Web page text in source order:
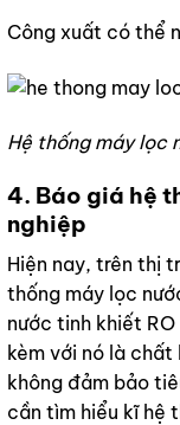
Công xuất có thể
Hệ thống máy lọc
4. Báo giá hệ
nghiệp
Hiện nay, trên thị
thống máy lọc
nước tinh khiết
kèm với nó là chất
không đảm bảo
cần tìm hiểu kĩ hệ